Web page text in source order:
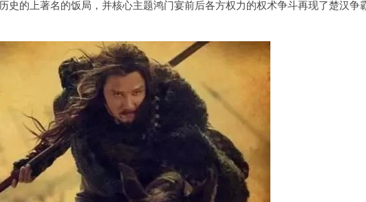
史的上著名的饭局，并核心主题鸿门宴前后各方权力的权术争斗再现了楚汉争